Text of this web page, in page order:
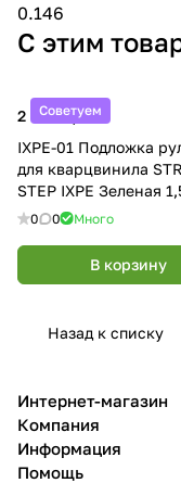
0.146
С этим
Советуем
2 900 ₽/шт
IXPE-01 Подложка
для кварцвинила
STEP IXPE Зеленая
0 0 Много
В корзину
Назад к списку
Интернет-магазин
Компания
Информация
Помощь